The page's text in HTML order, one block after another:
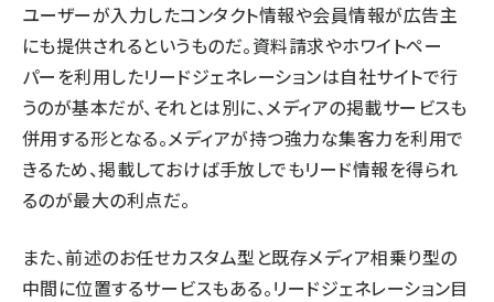
ユーザーが入力したコンタクト情報や会員情報が広告主
にも提供されるというものだ。資料請求やホワイトペー
パーを利用したリードジェネレーションは自社サイトで行
うのが基本だが、それとは別に、メディアの掲載サービスも
併用する形となる。メディアが持つ強力な集客力を利用で
きるため、掲載しておけば手放しでもリード情報を得られ
るのが最大の利点だ。
また、前述のお任せカスタム型と既存メディア相乗り型の
中間に位置するサービスもある。リードジェネレーション目